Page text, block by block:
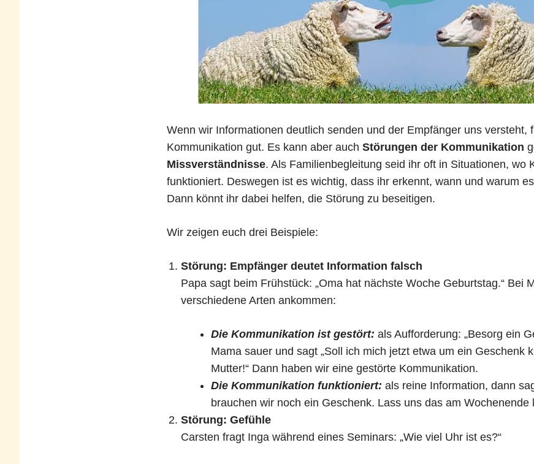
Wenn wir Informationen deutlich senden und der Empfänger uns versteht,
Kommunikation gut. Es kann aber auch Störungen der Kommunikation
Missverständnisse. Als Familienbegleitung seid ihr oft in Situationen, wo
funktioniert. Deswegen ist es wichtig, dass ihr erkennt, wann und warum
Dann könnt ihr dabei helfen, die Störung zu beseitigen.
Wir zeigen euch drei Beispiele:
Störung: Empfänger deutet Information falsch
Papa sagt beim Frühstück: „Oma hat nächste Woche Geburtstag.“ Bei
verschiedene Arten ankommen:
Die Kommunikation ist gestört: als Aufforderung: „Besorg ein
Mama sauer und sagt „Soll ich mich jetzt etwa um ein Geschenk
Mutter!“ Dann haben wir eine gestörte Kommunikation.
Die Kommunikation funktioniert: als reine Information, dann
brauchen wir noch ein Geschenk. Lass uns das am Wochenende
Störung: Gefühle
Carsten fragt Inga während eines Seminars: „Wie viel Uhr ist es?“